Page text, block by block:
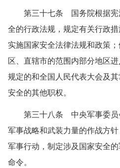
第三十七条 国务院根据宪
全的行政法规，规定有关行政
实施国家安全法律法规和政策
区、直辖市的范围内部分地区
规定的和全国人民代表大会及
安全的其他职权。
第三十八条 中央军事委员
军事战略和武装力量的作战方
军事行动，制定涉及国家安全
命令。